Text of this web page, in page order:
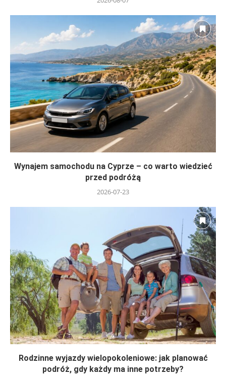
Wynajem samochodu na Cyprze – co warto wiedzieć
przed podróżą
2026-07-23
Rodzinne wyjazdy wielopokoleniowe: jak planować
podróż, gdy każdy ma inne potrzeby?